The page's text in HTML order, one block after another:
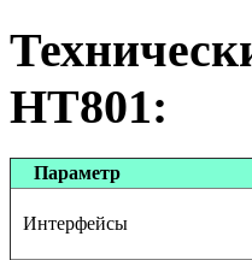
HT801:
Параметр
Интерфейсы